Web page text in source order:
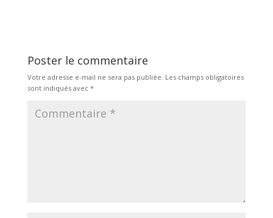
Poster le commentaire
Votre adresse e-mail ne sera pas publiée. Les champs obligatoires
sont indiqués avec *